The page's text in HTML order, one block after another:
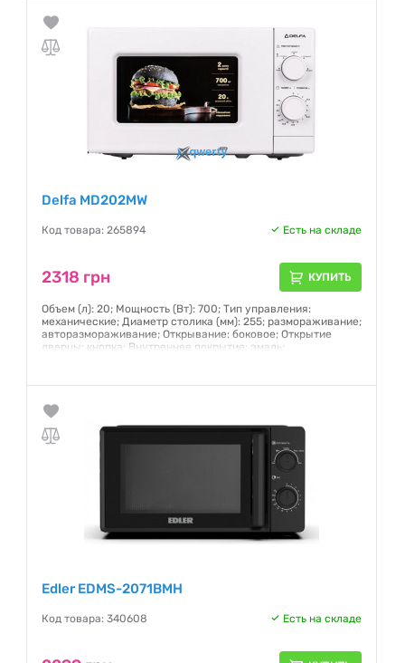
Delfa MD202MW
Код товара: 265894 Есть на складе
2318 грн КУПИТЬ
Объем (л): 20; Мощность (Вт): 700; Тип управления:
механические; Диаметр столика (мм): 255; размораживание;
авторазмораживание; Открывание: боковое; Открытие
дверцы: кнопка; Внутреннее покрытие: эмаль;
Edler EDMS-2071BMH
Код товара: 340608 Есть на складе